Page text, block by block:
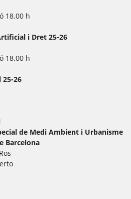
18.00 h
i Dret 25-26
18.00 h
25-26
de Medi Ambient i Urbanisme
Barcelona